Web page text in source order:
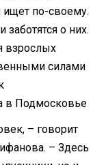
по-своему.
о них.
взрослых
силами
в Подмосковье
– говорит
– Здесь